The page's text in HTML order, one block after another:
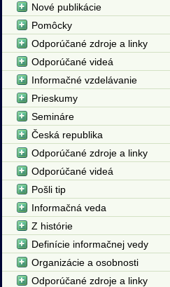
Nové publikácie
Pomôcky
Odporúčané zdroje a linky
Odporúčané videá
Informačné vzdelávanie
Prieskumy
Semináre
Česká republika
Odporúčané zdroje a linky
Odporúčané videá
Pošli tip
Informačná veda
Z histórie
Definície informačnej vedy
Organizácie a osobnosti
Odporúčané zdroje a linky